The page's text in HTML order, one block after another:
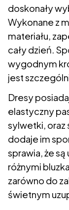
doskonały
Wykonane z
materiału,
cały dzień.
wygodnym
jest
Dresy
elastyczny
sylwetki, oraz
dodaje im
sprawia, że są
różnymi
zarówno do
świetnym